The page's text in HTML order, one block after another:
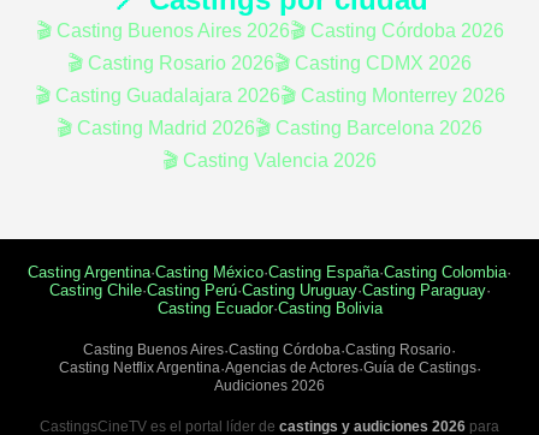
🎬 Casting Buenos Aires 2026🎬 Casting Córdoba 2026
🎬 Casting Rosario 2026🎬 Casting CDMX 2026
🎬 Casting Guadalajara 2026🎬 Casting Monterrey 2026
🎬 Casting Madrid 2026🎬 Casting Barcelona 2026
🎬 Casting Valencia 2026
Casting Argentina·Casting México·Casting España·Casting Colombia·
Casting Chile·Casting Perú·Casting Uruguay·Casting Paraguay·
Casting Ecuador·Casting Bolivia
Casting Buenos Aires·Casting Córdoba·Casting Rosario·
Casting Netflix Argentina·Agencias de Actores·Guía de Castings·
Audiciones 2026
CastingsCineTV es el portal líder de castings y audiciones 2026 para